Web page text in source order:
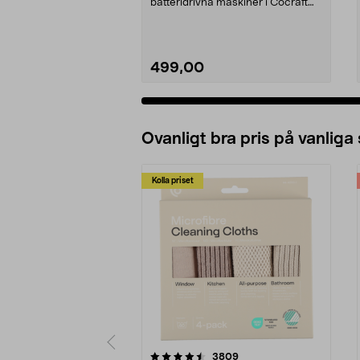
batteridrivna maskiner i Cocraft
499,00
Ovanligt bra pris på vanliga
Kolla priset
3809recensioner
4.0av 5 stjärnor